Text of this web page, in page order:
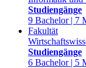
Studiengänge
9 Bachelor | 7
Fakultät
Studiengänge
6 Bachelor | 5